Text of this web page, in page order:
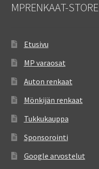
MPRENKAAT-STORE
Etusivu
MP varaosat
Auton renkaat
Mönkijän renkaat
Tukkukauppa
Sponsorointi
Google arvostelut